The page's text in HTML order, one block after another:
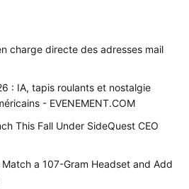
charge directe des adresses mail
: IA, tapis roulants et nostalgie
- EVENEMENT.COM
This Fall Under SideQuest CEO
a 107-Gram Headset and Add